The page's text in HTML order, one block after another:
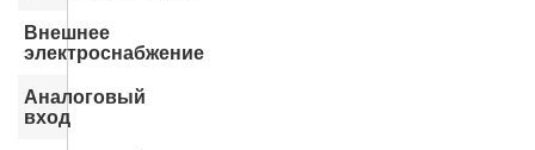
Внешнее
электроснабжение
Аналоговый
вход